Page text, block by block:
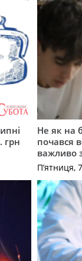
грн
Не як на
почався
важливо
П’ятниця,